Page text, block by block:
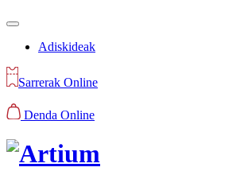
Adiskideak
Sarrerak Online
Denda Online